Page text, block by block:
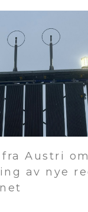
Austri om
av nye